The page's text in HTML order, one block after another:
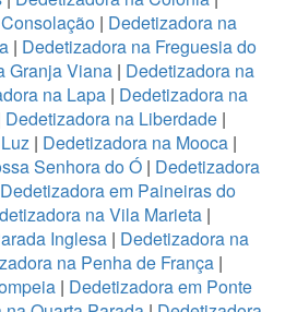
| Dedetizadora na
| Dedetizadora na Freguesia do
Granja Viana | Dedetizadora na
na Lapa| Dedetizadora na
Dedetizadora na Liberdade |
| Dedetizadora na Mooca |
Senhora do Ó| Dedetizadora
Dedetizadora em Paineiras do
na Vila Marieta|
Inglesa | Dedetizadora na
na Penha de França |
| Dedetizadora em Ponte